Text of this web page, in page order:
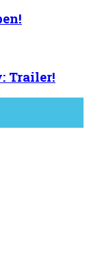
Trailer!